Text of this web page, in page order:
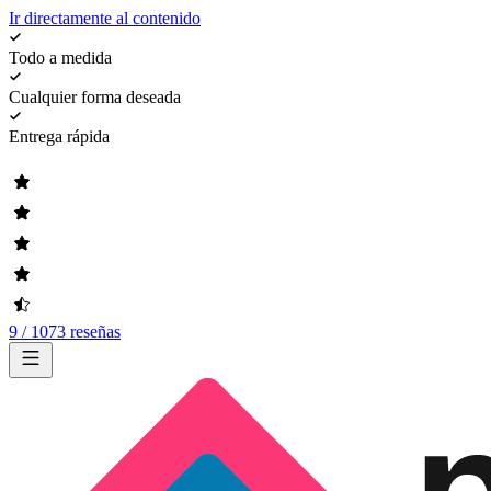
Ir directamente al contenido
Todo a medida
Cualquier forma deseada
Entrega rápida
9 / 1073 reseñas